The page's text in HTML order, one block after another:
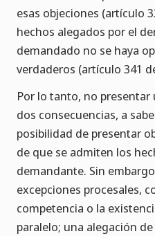
esas objeciones (artículo
hechos alegados por el
demandado no se haya
verdaderos (artículo 341
Por lo tanto, no
dos consecuencias, a
posibilidad de presentar
de que se admiten los
demandante. Sin
excepciones procesales,
competencia o la
paralelo; una alegación